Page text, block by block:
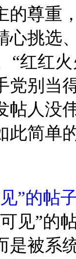
的尊重
心挑选
“红红
党别当
帖人没
此简单
”的帖
见”的
是被系